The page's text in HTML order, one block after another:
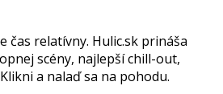
čas relatívny. Hulic.sk prináša
scény, najlepší chill-out,
a nalaď sa na pohodu.